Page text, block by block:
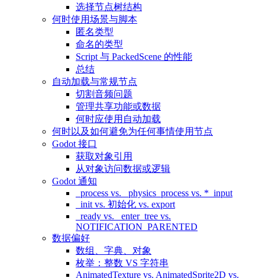
选择节点树结构
何时使用场景与脚本
匿名类型
命名的类型
Script 与 PackedScene 的性能
总结
自动加载与常规节点
切割音频问题
管理共享功能或数据
何时应使用自动加载
何时以及如何避免为任何事情使用节点
Godot 接口
获取对象引用
从对象访问数据或逻辑
Godot 通知
_process vs. _physics_process vs. *_input
_init vs. 初始化 vs. export
_ready vs. _enter_tree vs.
NOTIFICATION_PARENTED
数据偏好
数组、字典、对象
枚举：整数 VS 字符串
AnimatedTexture vs. AnimatedSprite2D vs.